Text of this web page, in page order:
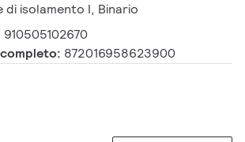
di isolamento I, Binario
910505102670
872016958623900